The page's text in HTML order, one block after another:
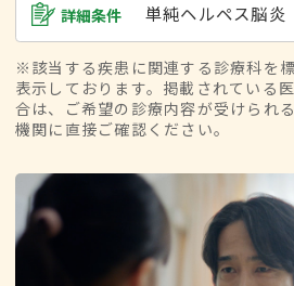
詳細条件 単純ヘルペス脳炎
※該当する疾患に関連する診療科を
表示しております。掲載されている
合は、ご希望の診療内容が受けられ
機関に直接ご確認ください。